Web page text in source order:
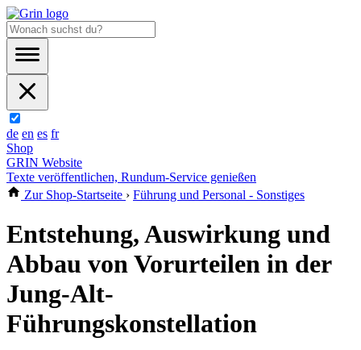
de en es fr
Shop
GRIN Website
Texte veröffentlichen, Rundum-Service genießen
Zur Shop-Startseite › Führung und Personal - Sonstiges
Entstehung, Auswirkung und
Abbau von Vorurteilen in der
Jung-Alt-
Führungskonstellation